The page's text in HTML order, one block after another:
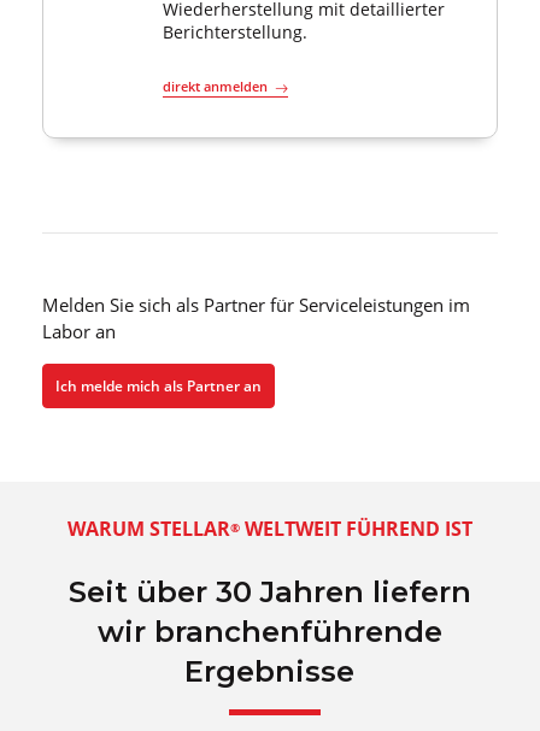
Wiederherstellung mit detaillierter
Berichterstellung.
direkt anmelden
Melden Sie sich als Partner für Serviceleistungen im
Labor an
Ich melde mich als Partner an
WARUM STELLAR®WELTWEIT FÜHREND IST
Seit über 30 Jahren liefern
wir branchenführende
Ergebnisse